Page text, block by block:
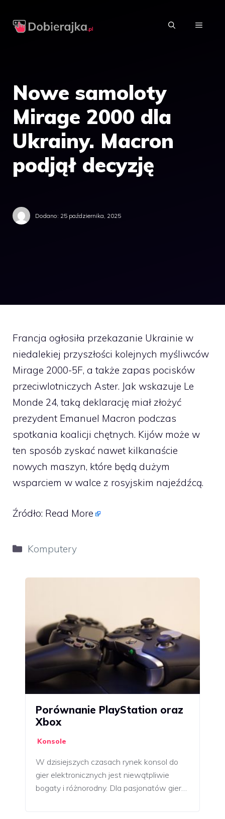
MENU
Nowe samoloty
Mirage 2000 dla
Ukrainy. Macron
podjął decyzję
Dodano: 25 października, 2025
Francja ogłosiła przekazanie Ukrainie w
niedalekiej przyszłości kolejnych myśliwców
Mirage 2000-5F, a także zapas pocisków
przeciwlotniczych Aster. Jak wskazuje Le
Monde 24, taką deklarację miał złożyć
prezydent Emanuel Macron podczas
spotkania koalicji chętnych. Kijów może w
ten sposób zyskać nawet kilkanaście
nowych maszyn, które będą dużym
wsparciem w walce z rosyjskim najeźdźcą.
Źródło: Read More
Kategorie
Komputery
Porównanie PlayStation oraz
Xbox
Konsole
W dzisiejszych czasach rynek konsol do
gier elektronicznych jest niewątpliwie
bogaty i różnorodny. Dla pasjonatów gier…